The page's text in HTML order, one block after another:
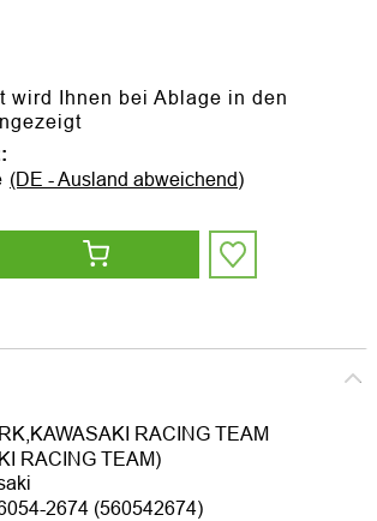
wird Ihnen bei Ablage in den
(DE - Ausland abweichend)
RACING TEAM
RACING TEAM)
2674 (560542674)